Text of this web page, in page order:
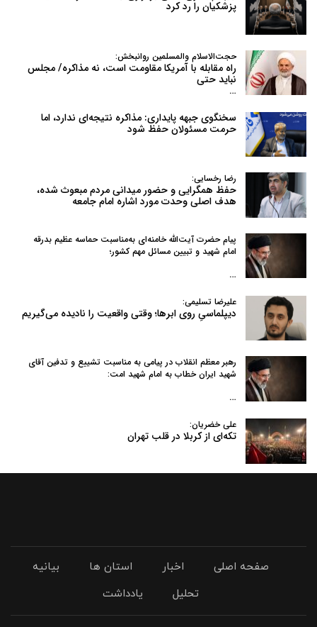
پزشکیان را رد کرد
حجت‌الاسلام والمسلمین روانبخش:
راه مقابله با آمریکا مقاومت است، نه مذاکره/ مجلس
نباید حتی
…
سخنگوی جبهه پایداری: مذاکره نتیجه‌ای ندارد، اما
حرمت مسئولان حفظ شود
رضا رخسایی:
حفظ همگرایی و حضور میدانی مردم مبعوث شده،
هدف اصلی وحدت مورد اشاره امام جامعه
پیام حضرت آیت‌الله خامنه‌ای به‌مناسبت حماسه عظیم بدرقه
امام شهید و تبیین مسائل مهم کشور؛
…
علیرضا تسلیمی:
دیپلماسیِ روی ابرها؛ وقتی واقعیت را نادیده می‌گیریم
رهبر معظم انقلاب در پیامی به‌ مناسبت تشییع و تدفین آقای
شهید ایران خطاب به امام شهید امت:
…
علی خضریان:
تکه‌ای از کربلا در قلب تهران
صفحه اصلی اخبار استان ها
بیانیه
تحلیل
یادداشت